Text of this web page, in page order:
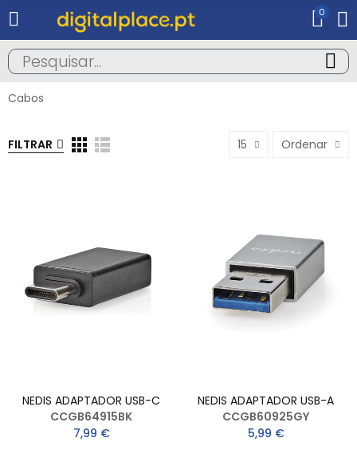
0
Cabos
FILTRAR 15 Ordenar
NEDIS ADAPTADOR USB-C
CCGB64915BK
7,99 €
NEDIS ADAPTADOR USB-A
CCGB60925GY
5,99 €